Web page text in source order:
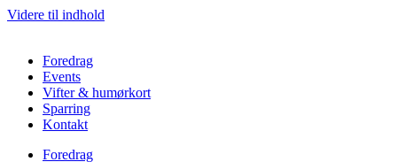
Videre til indhold
Foredrag
Events
Vifter & humørkort
Sparring
Kontakt
Foredrag